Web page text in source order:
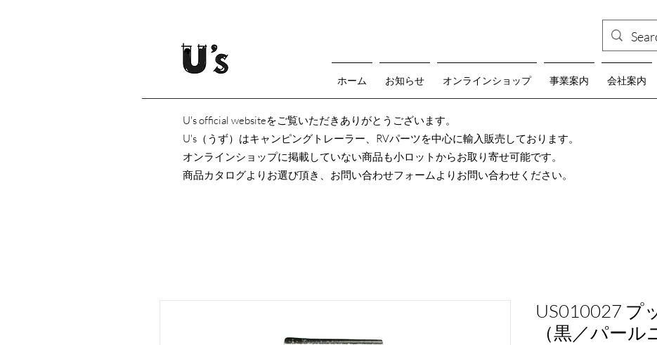
ホーム お知らせ オンラインショップ 事業案内 会社案内
U's official websiteをご覧いただきありがとうございます。
U's（うず）はキャンピングトレーラー、RVパーツを中心に輸入販売しております。
オンラインショップに掲載していない商品も小ロットからお取り寄せ可能です。
商品カタログよりお選び頂き、お問い合わせフォームよりお問い合わせください。
US010027 プ
（黒／パール